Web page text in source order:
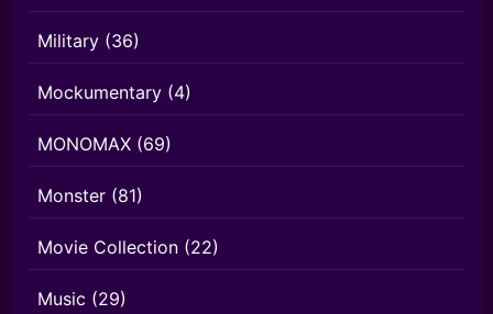
Military (36)
Mockumentary (4)
MONOMAX (69)
Monster (81)
Movie Collection (22)
Music (29)